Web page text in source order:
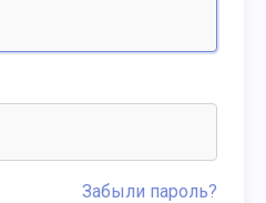
Забыли пароль?